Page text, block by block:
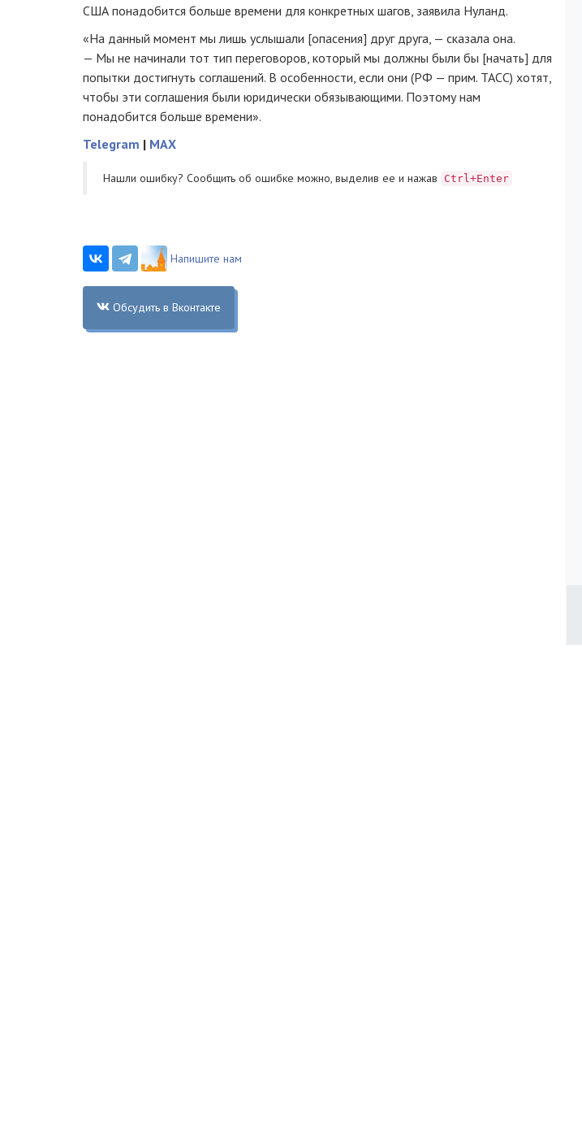
США понадобится больше времени для конкретных шагов, заявила Нуланд.
«На данный момент мы лишь услышали [опасения] друг друга, — сказала она.
— Мы не начинали тот тип переговоров, который мы должны были бы [начать] для
попытки достигнуть соглашений. В особенности, если они (РФ — прим. ТАСС) хотят,
чтобы эти соглашения были юридически обязывающими. Поэтому нам
понадобится больше времени».
Telegram | MAX
Нашли ошибку? Cообщить об ошибке можно, выделив ее и нажав Ctrl+Enter
Напишите нам
Обсудить в Вконтакте